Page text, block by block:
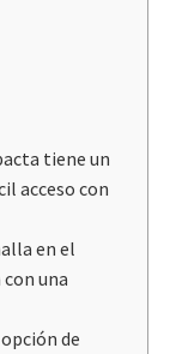
tiene un
acceso con
en el
una
de